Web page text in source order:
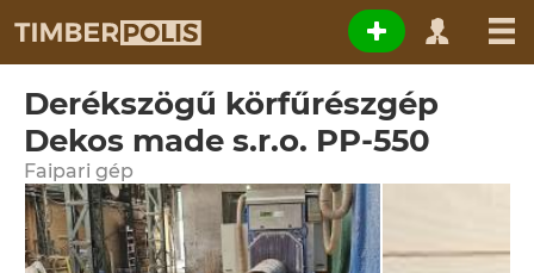
Derékszögű körfűrészgép
Dekos made s.r.o. PP-550
Faipari gép